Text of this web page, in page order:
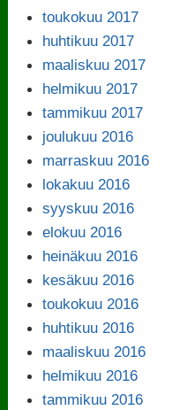
toukokuu 2017
huhtikuu 2017
maaliskuu 2017
helmikuu 2017
tammikuu 2017
joulukuu 2016
marraskuu 2016
lokakuu 2016
syyskuu 2016
elokuu 2016
heinäkuu 2016
kesäkuu 2016
toukokuu 2016
huhtikuu 2016
maaliskuu 2016
helmikuu 2016
tammikuu 2016